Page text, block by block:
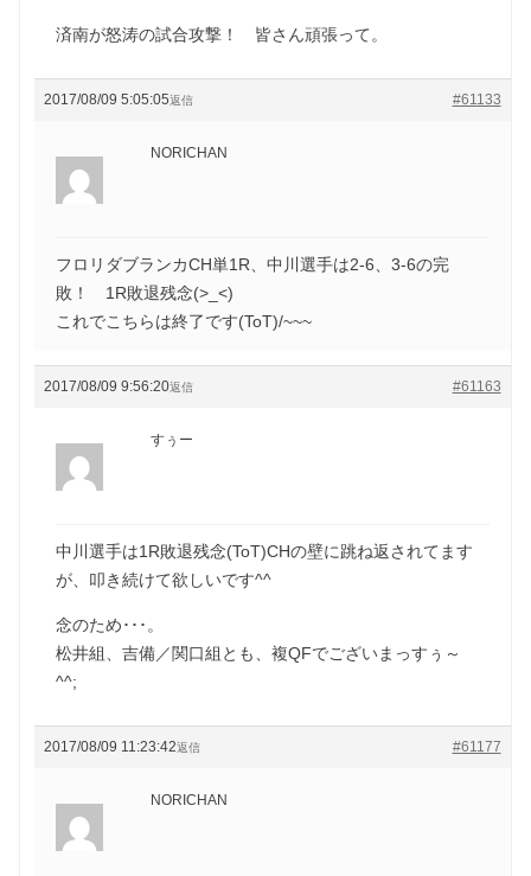
済南が怒涛の試合攻撃！ 皆さん頑張って。
2017/08/09 5:05:05 #61133
返信
NORICHAN
フロリダブランカCH単1R、中川選手は2-6、3-6の完
敗！ 1R敗退残念(>_<)
これでこちらは終了です(ToT)/~~~
2017/08/09 9:56:20 #61163
返信
すぅー
中川選手は1R敗退残念(ToT)CHの壁に跳ね返されてます
が、叩き続けて欲しいです^^
念のため･･･。
松井組、吉備／関口組とも、複QFでございまっすぅ～
^^;
2017/08/09 11:23:42 #61177
返信
NORICHAN